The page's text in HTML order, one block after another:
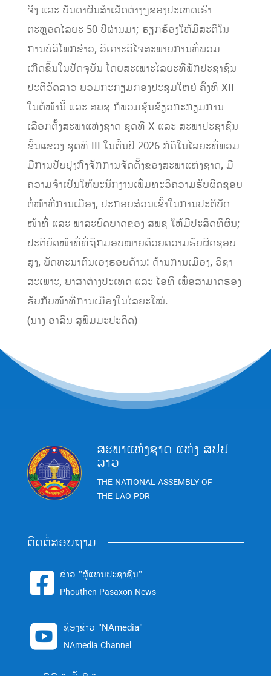
ຈິງ ແລະ ບັນດາຜົນສໍາເລັດຕ່າງໆຂອງປະເທດເຮົາ
ຕະຫຼອດໄລຍະ 50 ປີຜ່ານມາ; ຮຽກຮ້ອງໃຫ້ມີສະຕິໃນ
ການບໍລິໂພກຂ່າວ, ວິເຄາະວິໄຈສະພາບການທີ່ພວມ
ເກີດຂຶ້ນໃນປັດຈຸບັນ ໂດຍສະເພາະໄລຍະທີ່ພັກປະຊາຊົນ
ປະຕິວັດລາວ ພວມກະກຽມກອງປະຊຸມໃຫຍ່ ຄັ້ງທີ XII
ໃນຕໍ່ໜ້ານີ້ ແລະ ສພຊ ກໍພວມຂຸ້ນຂ້ຽວກະກຽມການ
ເລືອກຕັ້ງສະພາແຫ່ງຊາດ ຊຸດທີ X ແລະ ສະພາປະຊາຊົນ
ຂັ້ນແຂວງ ຊຸດທີ III ໃນຕົ້ນປີ 2026 ກໍຄືໃນໄລຍະທີ່ພວມ
ມີການປັບປຸງກົງຈັກການຈັດຕັ້ງຂອງສະພາແຫ່ງຊາດ, ມີ
ຄວາມຈຳເປັນໃຫ້ພະນັກງານເພີ່ມທະວີຄວາມຮັບຜິດຊອບ
ຕໍ່ໜ້າທີ່ການເມືອງ, ປະກອບສ່ວນເຂົ້າໃນການປະຕິບັດ
ໜ້າທີ່ ແລະ ພາລະບົດບາດຂອງ ສພຊ ໃຫ້ມີປະສິດທິຜົນ;
ປະຕິບັດໜ້າທີ່ທີ່ຖືກມອບໝາຍດ້ວຍຄວາມຮັບຜິດຊອບ
ສູງ, ພັດທະນາຕົນເອງຮອບດ້ານ: ດ້ານການເມືອງ, ວິຊາ
ສະເພາະ, ພາສາຕ່າງປະເທດ ແລະ ໄອທີ ເພື່ອສາມາດຮອງ
ຮັບກັບໜ້າທີ່ການເມືອງໃນໄລຍະໃໝ່.
(ນາງ ອາລິນ ສຸພິມມະປະດິດ)
ສະພາແຫ່ງຊາດ ແຫ່ງ ສປປ
ລາວ
THE NATIONAL ASSEMBLY OF
THE LAO PDR
ຕິດຕໍ່ສອບຖາມ
 ຂ່າວ "ຜູ້ແທນປະຊາຊົນ"
Phouthen Pasaxon News
 ຊ່ອງຂ່າວ "NAmedia"
NAmedia Channel